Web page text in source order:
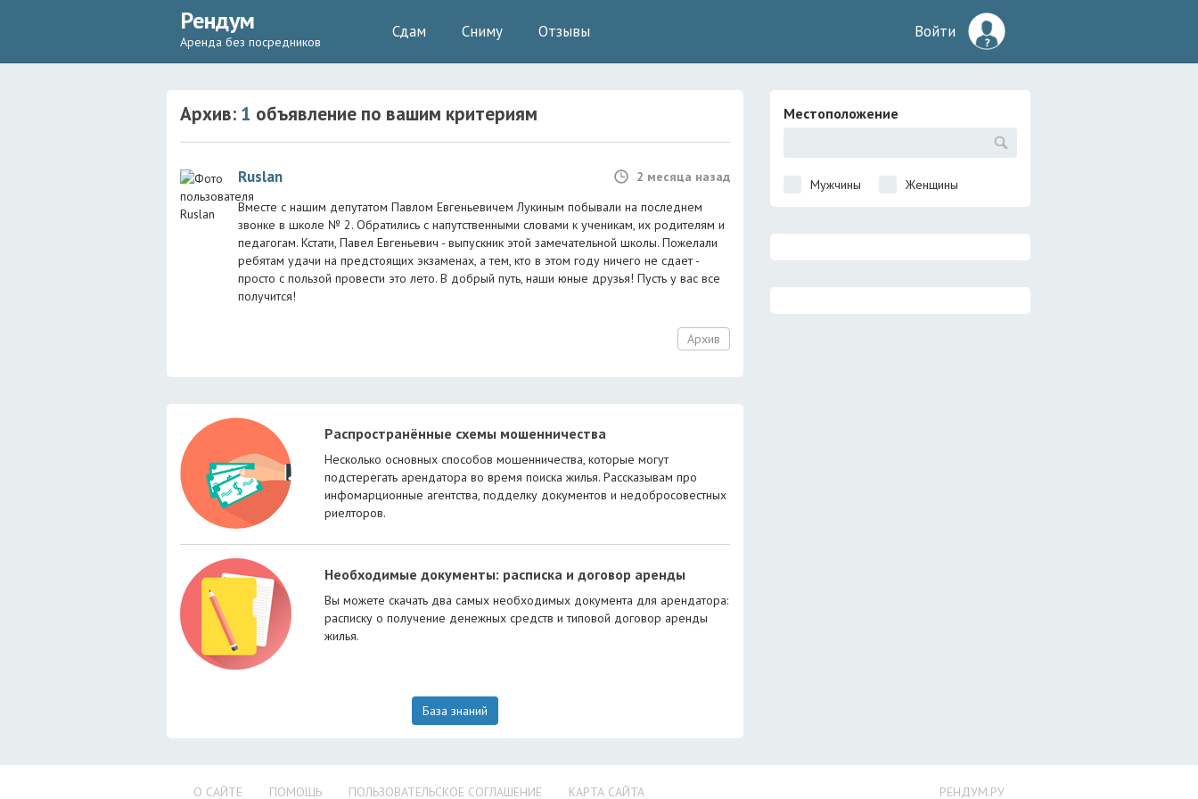
Рендум
Аренда без посредников
Сдам Сниму Отзывы Войти
Архив: 1 объявление по вашим критериям
Ruslan
2 месяца назад
Вместе с нашим депутатом Павлом Евгеньевичем Лукиным побывали на последнем
звонке в школе № 2. Обратились с напутственными словами к ученикам, их родителям и
педагогам. Кстати, Павел Евгеньевич - выпускник этой замечательной школы. Пожелали
ребятам удачи на предстоящих экзаменах, а тем, кто в этом году ничего не сдает -
просто с пользой провести это лето. В добрый путь, наши юные друзья! Пусть у вас все
получится!
Архив
Местоположение
Мужчины Женщины
Распространённые схемы мошенничества
Несколько основных способов мошенничества, которые могут
подстерегать арендатора во время поиска жилья. Рассказывам про
инфомарционные агентства, подделку документов и недобросовестных
риелторов.
Необходимые документы: расписка и договор аренды
Вы можете скачать два самых необходимых документа для арендатора:
расписку о получение денежных средств и типовой договор аренды
жилья.
База знаний
О САЙТЕ ПОМОЩЬ ПОЛЬЗОВАТЕЛЬСКОЕ СОГЛАШЕНИЕ КАРТА САЙТА РЕНДУМ.РУ